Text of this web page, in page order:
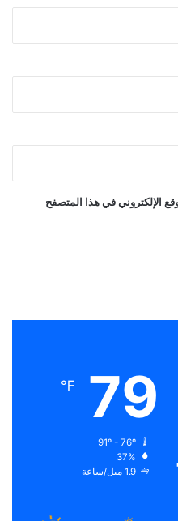
الإلكتروني في هذا المتصفح
79
℉
37%
1.9 ميل/ساعة